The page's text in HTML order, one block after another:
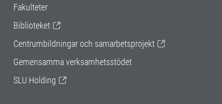
Fakulteter
Biblioteket
Centrumbildningar och samarbetsprojekt
Gemensamma verksamhetsstödet
SLU Holding